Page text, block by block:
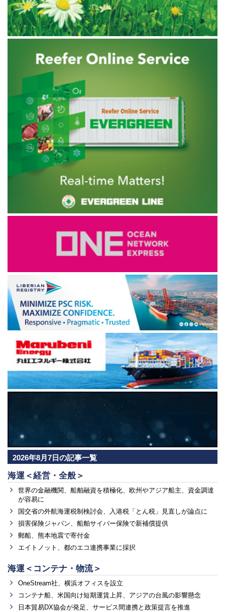
2026年8月7日の記事一覧
海運＜経営・全般＞
世界の金融機関、船舶融資を積極化、欧州やアジア船主、資金調達
が容易に
国交省の外航海運税制検討会、入港税「とん税」見直しが論点に
損害保険ジャパン、船舶サイバー保険で新補償提供
郵船、熊本地震で寄付金
エイトノット、都のエコ連携事業に採択
海運＜コンテナ・物流＞
OneStream社、横浜オフィスを設立
コンテナ船、米国向け短期運賃上昇、アジアの台風の影響懸念
日本貿易DX協会が発足、サービス間連携と政策提言を推進